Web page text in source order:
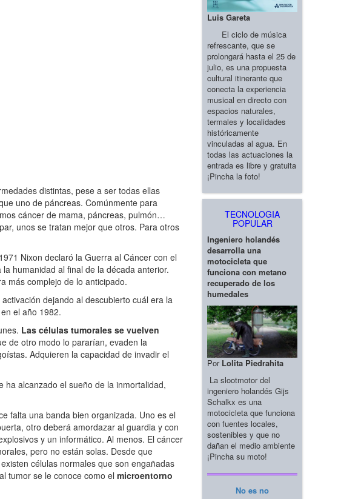
distintas, pese a ser todas ellas
uno de páncreas. Comúnmente para
cáncer de mama, páncreas, pulmón…
unos se tratan mejor que otros. Para otros
Nixon declaró la Guerra al Cáncer con el
humanidad al final de la década anterior.
más complejo de lo anticipado.
dejando al descubierto cuál era la
el año 1982.
Las células tumorales se vuelven
de otro modo lo pararían, evaden la
Adquieren la capacidad de invadir el
alcanzado el sueño de la inmortalidad,
falta una banda bien organizada. Uno es el
otro deberá amordazar al guardia y con
y un informático. Al menos. El cáncer
pero no están solas. Desde que
células normales que son engañadas
tumor se le conoce como el microentorno
Luis Gareta
El ciclo de música
refrescante, que se
prolongará hasta el 25 de
julio, es una propuesta
cultural itinerante que
conecta la experiencia
musical en directo con
espacios naturales,
termales y localidades
históricamente
vinculadas al agua. En
todas las actuaciones la
entrada es libre y gratuita
¡Pincha la foto!
TECNOLOGIA
POPULAR
Ingeniero holandés
desarrolla una
motocicleta que
funciona con metano
recuperado de los
humedales
Por Lolita Piedrahita
La slootmotor del
ingeniero holandés Gijs
Schalkx es una
motocicleta que funciona
con fuentes locales,
sostenibles y que no
dañan el medio ambiente
¡Pincha su moto!
No es no